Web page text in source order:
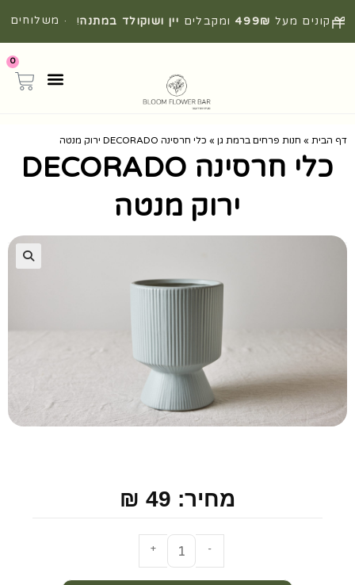
קונים מעל 499₪ ומקבלים יין ושוקולד במתנה! · משלוחים
0
דף הבית » חנות פרחים ברמת גן » כלי חרסינה DECORADO ירוק מנטה
כלי חרסינה DECORADO
ירוק מנטה
מחיר: 49 ₪
-
+